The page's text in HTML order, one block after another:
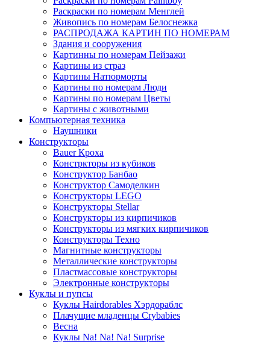
Раскраски по номерам Менглей
Живопись по номерам Белоснежка
РАСПРОДАЖА КАРТИН ПО НОМЕРАМ
Здания и сооружения
Картинны по номерам Пейзажи
Картины из страз
Картины Натюрморты
Картины по номерам Люди
Картины по номерам Цветы
Картины с животными
Компьютерная техника
Наушники
Конструкторы
Bauer Кроха
Констркторы из кубиков
Конструктор Банбао
Конструктор Самоделкин
Конструкторы LEGO
Конструкторы Stellar
Конструкторы из кирпичиков
Конструкторы из мягких кирпичиков
Конструкторы Техно
Магнитные конструкторы
Металлические конструкторы
Пластмассовые конструкторы
Электронные конструкторы
Куклы и пупсы
Куклы Hairdorables Хэрдораблс
Плачущие младенцы Crybabies
Весна
Куклы Na! Na! Na! Surprise